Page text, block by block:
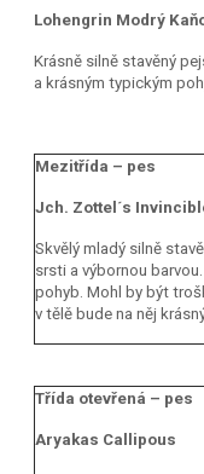
Lohengrin Modrý
Krásně silně stavěný
a krásným typickým
Mezitřída – pes
Jch. Zottel´s
Skvělý mladý silně
srsti a výbornou
pohyb. Mohl by být
v tělě bude na něj
Třída otevřená – pes
Aryakas Callipous